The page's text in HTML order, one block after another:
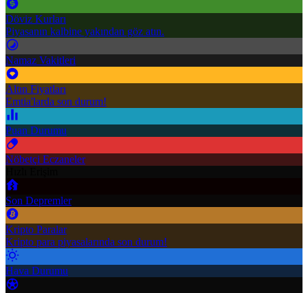
Döviz Kurları
Piyasanın kalbine yakından göz atın.
Namaz Vakitleri
Altın Fiyatları
Emtia'larda son durum!
Puan Durumu
Nöbetçi Eczaneler
Son Depremler
Kripto Paralar
Kripto para piyasalarında son durum!
Hava Durumu